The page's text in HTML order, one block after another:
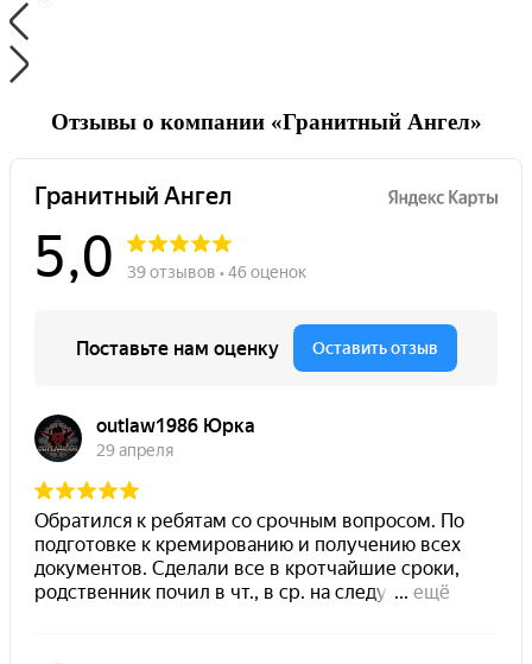
Отзывы о компании «Гранитный Ангел»